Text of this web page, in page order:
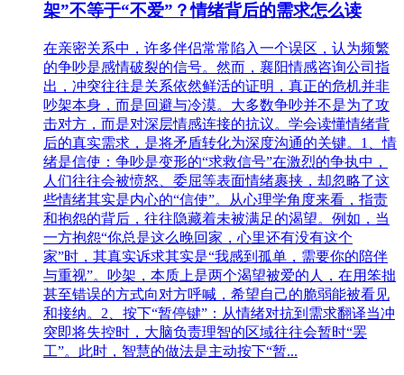
架”不等于“不爱”？情绪背后的需求怎么读
在亲密关系中，许多伴侣常常陷入一个误区，认为频繁
的争吵是感情破裂的信号。然而，襄阳情感咨询公司指
出，冲突往往是关系依然鲜活的证明，真正的危机并非
吵架本身，而是回避与冷漠。大多数争吵并不是为了攻
击对方，而是对深层情感连接的抗议。学会读懂情绪背
后的真实需求，是将矛盾转化为深度沟通的关键。1、情
绪是信使：争吵是变形的“求救信号”在激烈的争执中，
人们往往会被愤怒、委屈等表面情绪裹挟，却忽略了这
些情绪其实是内心的“信使”。从心理学角度来看，指责
和抱怨的背后，往往隐藏着未被满足的渴望。例如，当
一方抱怨“你总是这么晚回家，心里还有没有这个
家”时，其真实诉求其实是“我感到孤单，需要你的陪伴
与重视”。吵架，本质上是两个渴望被爱的人，在用笨拙
甚至错误的方式向对方呼喊，希望自己的脆弱能被看见
和接纳。2、按下“暂停键”：从情绪对抗到需求翻译当冲
突即将失控时，大脑负责理智的区域往往会暂时“罢
工”。此时，智慧的做法是主动按下“暂...